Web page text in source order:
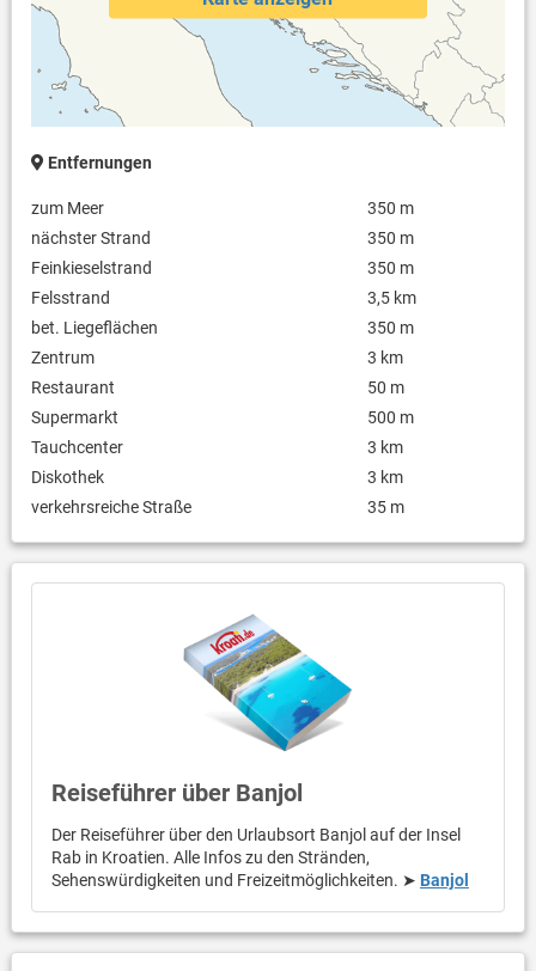
Entfernungen
zum Meer
350 m
nächster Strand
350 m
Feinkieselstrand
350 m
Felsstrand
3,5 km
bet. Liegeflächen
350 m
Zentrum
3 km
Restaurant
50 m
Supermarkt
500 m
Tauchcenter
3 km
Diskothek
3 km
verkehrsreiche Straße
35 m
Reiseführer über Banjol
Der Reiseführer über den Urlaubsort Banjol auf der Insel
Rab in Kroatien. Alle Infos zu den Stränden,
Sehenswürdigkeiten und Freizeitmöglichkeiten. ➤ Banjol